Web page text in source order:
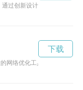
过创新设计和技术应用，
网络优化工具，能够显著提
下载